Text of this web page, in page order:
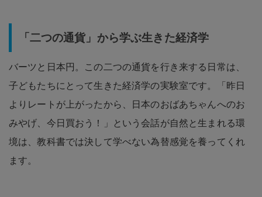
「二つの通貨」から学ぶ生きた経済学
バーツと日本円。この二つの通貨を行き来する日常は、
子どもたちにとって生きた経済学の実験室です。「昨日
よりレートが上がったから、日本のおばあちゃんへのお
みやげ、今日買おう！」という会話が自然と生まれる環
境は、教科書では決して学べない為替感覚を養ってくれ
ます。